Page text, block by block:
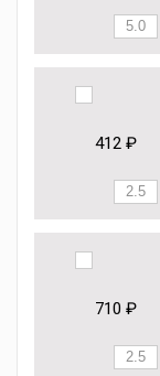
412 ₽
710 ₽